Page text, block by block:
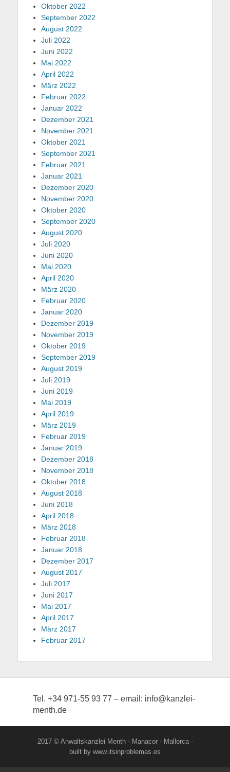
Oktober 2022
September 2022
August 2022
Juli 2022
Juni 2022
Mai 2022
April 2022
März 2022
Februar 2022
Januar 2022
Dezember 2021
November 2021
Oktober 2021
September 2021
Februar 2021
Januar 2021
Dezember 2020
November 2020
Oktober 2020
September 2020
August 2020
Juli 2020
Juni 2020
Mai 2020
April 2020
März 2020
Februar 2020
Januar 2020
Dezember 2019
November 2019
Oktober 2019
September 2019
August 2019
Juli 2019
Juni 2019
Mai 2019
April 2019
März 2019
Februar 2019
Januar 2019
Dezember 2018
November 2018
Oktober 2018
August 2018
Juni 2018
April 2018
März 2018
Februar 2018
Januar 2018
Dezember 2017
August 2017
Juli 2017
Juni 2017
Mai 2017
April 2017
März 2017
Februar 2017
Tel. +34 971-55 93 77 – email: info@kanzlei-
menth.de
2017 © Anwaltskanzlei Menth - Manacor - Mallorca -
built by www.itsinproblemas.es